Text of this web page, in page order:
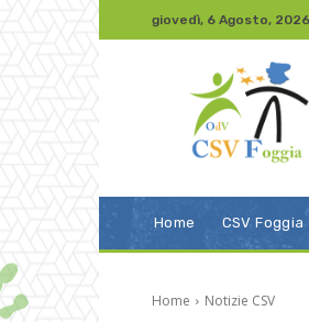
giovedì, 6 Agosto, 2026
Home CSV Foggia
Home Notizie CSV